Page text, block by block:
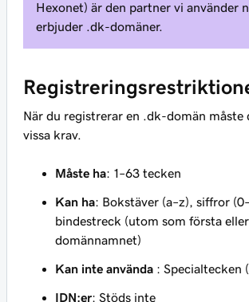
Hexonet) är den partner vi använder
erbjuder .dk-domäner.
När du registrerar en .dk-domän måste
vissa krav.
Måste ha: 1–63 tecken
Kan ha: Bokstäver (a–z), siffror
bindestreck (utom som första
domännamnet)
Kan inte använda : Specialtecken
IDN:er: Stöds inte